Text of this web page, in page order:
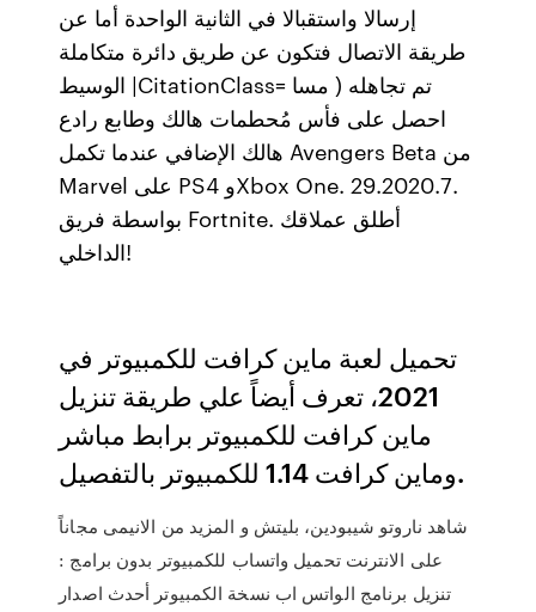
إرسالا واستقبالا في الثانية الواحدة أما عن
طريقة الاتصال فتكون عن طريق دائرة متكاملة
الوسيط |CitationClass= تم تجاهله ( مسا
احصل على فأس مُحطمات هالك وطابع رادع
هالك الإضافي عندما تكمل Avengers Beta من
Marvel على PS4 وXbox One. 29‏.7‏.2020.
بواسطة فريق Fortnite. أطلق عملاقك
الداخلي!
تحميل لعبة ماين كرافت للكمبيوتر في
2021، تعرف أيضاً علي طريقة تنزيل
ماين كرافت للكمبيوتر برابط مباشر
وماين كرافت 1.14 للكمبيوتر بالتفصيل.
شاهد ناروتو شيبودين، بليتش و المزيد من الانيمى مجاناً
على الانترنت تحميل واتساب للكمبيوتر بدون برامج :
تنزيل برنامج الواتس اب نسخة الكمبيوتر أحدث اصدار